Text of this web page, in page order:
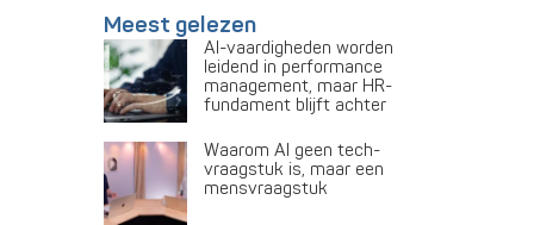
Meest gelezen
AI-vaardigheden worden
leidend in performance
management, maar HR-
fundament blijft achter
Waarom AI geen tech-
vraagstuk is, maar een
mensvraagstuk